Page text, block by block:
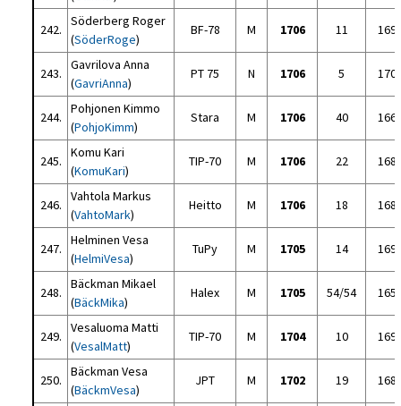
242.
Söderberg Roger
(SöderRoge)
BF-78 M 1706 11
243.
Gavrilova Anna
(GavriAnna)
PT 75 N 1706 5
244.
Pohjonen Kimmo
(PohjoKimm)
Stara M 1706 40
245.
Komu Kari
(KomuKari)
TIP-70 M 1706 22
246.
Vahtola Markus
(VahtoMark)
Heitto M 1706 18
247.
Helminen Vesa
(HelmiVesa)
TuPy M 1705 14
248.
Bäckman Mikael
(BäckMika)
Halex M 1705 54/54
249.
Vesaluoma Matti
(VesalMatt)
TIP-70 M 1704 10
250.
Bäckman Vesa
(BäckmVesa)
JPT M 1702 19